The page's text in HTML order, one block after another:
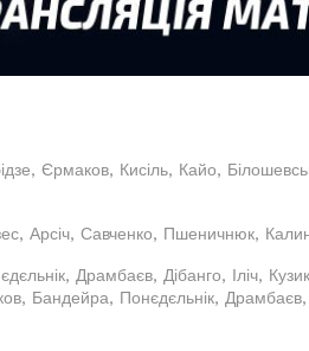
Єрмаков, Кисіль, Кайо,
Арсіч, Савченко, Пшеничнюк,
Драмбаєв, Дібанго, Іліч,
Бандейра, Понєдєльнік, Драмбаєв,